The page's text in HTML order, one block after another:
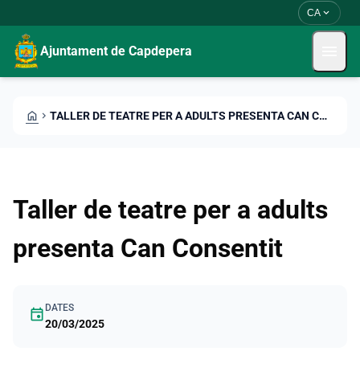
CA expand_more
Ajuntament de Capdepera
HOME CHEVRON_RIGHT TALLER DE TEATRE PER A ADULTS PRESENTA CAN CONSENTIT
Taller de teatre per a adults
presenta Can Consentit
event DATES
20/03/2025